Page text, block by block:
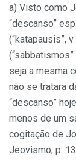
a) Visto como
“descanso”
(“katapausis”,
(“sabbatismos”
seja a mesma
não se tratara
“descanso”
menos de um
cogitação de
Jeovismo, p.